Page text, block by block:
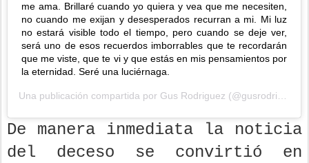
me ama. Brillaré cuando yo quiera y vea que me necesiten,
no cuando me exijan y desesperados recurran a mi. Mi luz
no estará visible todo el tiempo, pero cuando se deje ver,
será uno de esos recuerdos imborrables que te recordarán
que me viste, que te vi y que estás en mis pensamientos por
la eternidad. Seré una luciérnaga.
Una publicación compartida por Gus Rodriguez (@gusrodriguez) el
De manera inmediata la noticia
del deceso se convirtió en